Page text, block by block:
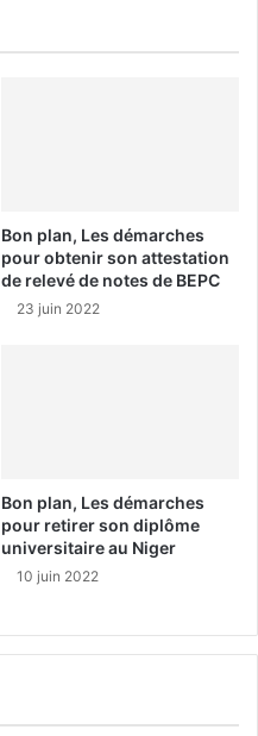
Bon plan, Les démarches
pour obtenir son attestation
de relevé de notes de BEPC
23 juin 2022
Bon plan, Les démarches
pour retirer son diplôme
universitaire au Niger
10 juin 2022